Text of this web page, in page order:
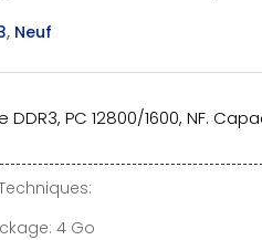
, Neuf
PC 12800/1600, NF.
4 Go